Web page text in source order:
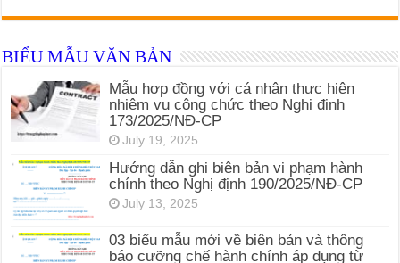
BIỂU MẪU VĂN BẢN
Mẫu hợp đồng với cá nhân thực hiện
nhiệm vụ công chức theo Nghị định
173/2025/NĐ-CP
July 19, 2025
Hướng dẫn ghi biên bản vi phạm hành
chính theo Nghị định 190/2025/NĐ-CP
July 13, 2025
03 biểu mẫu mới về biên bản và thông
báo cưỡng chế hành chính áp dụng từ